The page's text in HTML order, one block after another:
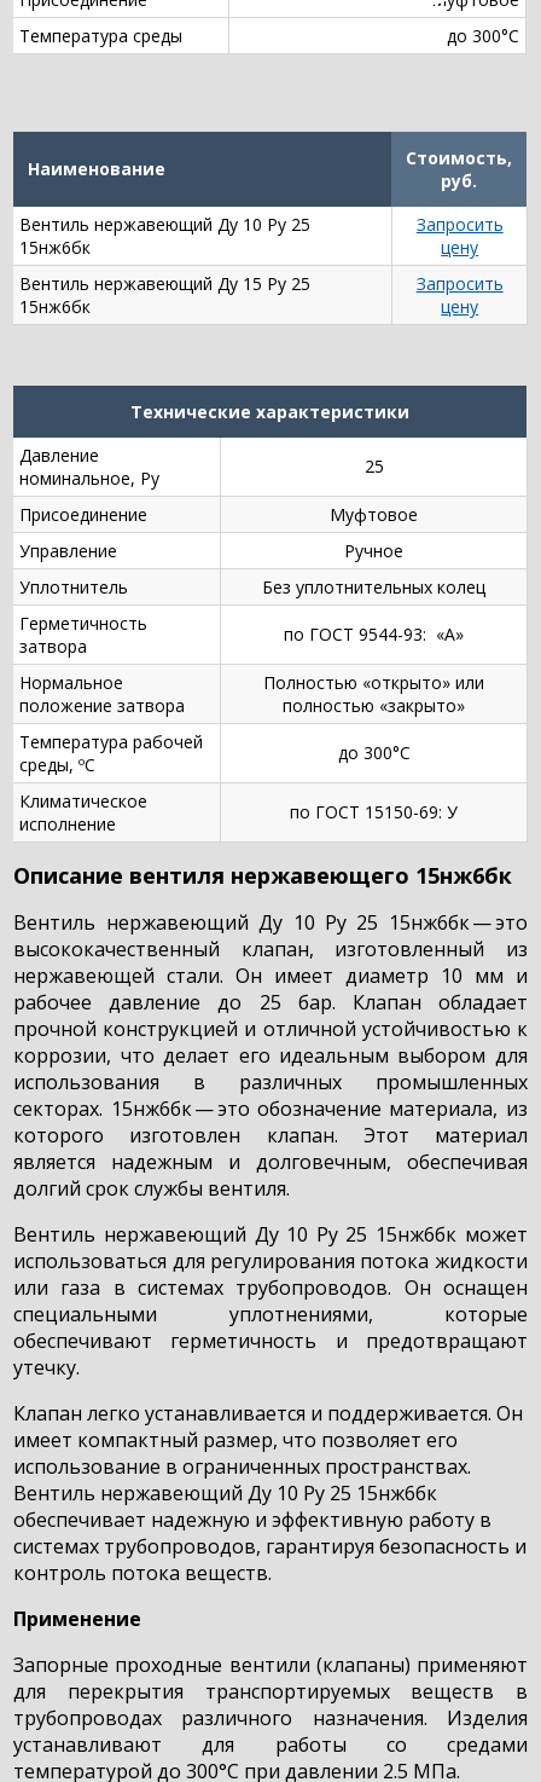
Температура среды
до 300°С
Наименование
Стоимость,
руб.
Вентиль нержавеющий Ду 10 Ру 25
15нж6бк
Запросить
цену
Вентиль нержавеющий Ду 15 Ру 25
15нж6бк
Запросить
цену
Технические характеристики
Давление
номинальное, Ру
25
Присоединение
Муфтовое
Управление
Ручное
Уплотнитель
Без уплотнительных колец
Герметичность
затвора
по ГОСТ 9544-93: «А»
Нормальное
положение затвора
Полностью «открыто» или
полностью «закрыто»
Температура рабочей
среды, ºС
до 300°С
Климатическое
исполнение
по ГОСТ 15150-69: У
Описание вентиля нержавеющего 15нж6бк
Вентиль нержавеющий Ду 10 Ру 25 15нж6бк — это
высококачественный клапан, изготовленный из
нержавеющей стали. Он имеет диаметр 10 мм и
рабочее давление до 25 бар. Клапан обладает
прочной конструкцией и отличной устойчивостью к
коррозии, что делает его идеальным выбором для
использования в различных промышленных
секторах. 15нж6бк — это обозначение материала, из
которого изготовлен клапан. Этот материал
является надежным и долговечным, обеспечивая
долгий срок службы вентиля.
Вентиль нержавеющий Ду 10 Ру 25 15нж6бк может
использоваться для регулирования потока жидкости
или газа в системах трубопроводов. Он оснащен
специальными уплотнениями, которые
обеспечивают герметичность и предотвращают
утечку.
Клапан легко устанавливается и поддерживается. Он
имеет компактный размер, что позволяет его
использование в ограниченных пространствах.
Вентиль нержавеющий Ду 10 Ру 25 15нж6бк
обеспечивает надежную и эффективную работу в
системах трубопроводов, гарантируя безопасность и
контроль потока веществ.
Применение
Запорные проходные вентили (клапаны) применяют
для перекрытия транспортируемых веществ в
трубопроводах различного назначения. Изделия
устанавливают для работы со средами
температурой до 300°С при давлении 2.5 МПа.